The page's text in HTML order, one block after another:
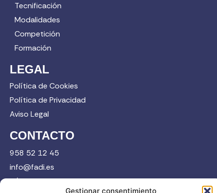
Gestionar consentimiento
Tecnificación
Modalidades
Competición
Formación
LEGAL
Política de Cookies
Política de Privacidad
Aviso Legal
CONTACTO
958 52 12 45
info@fadi.es
C/ Carmen de Burgos, 14, 18008 Granada